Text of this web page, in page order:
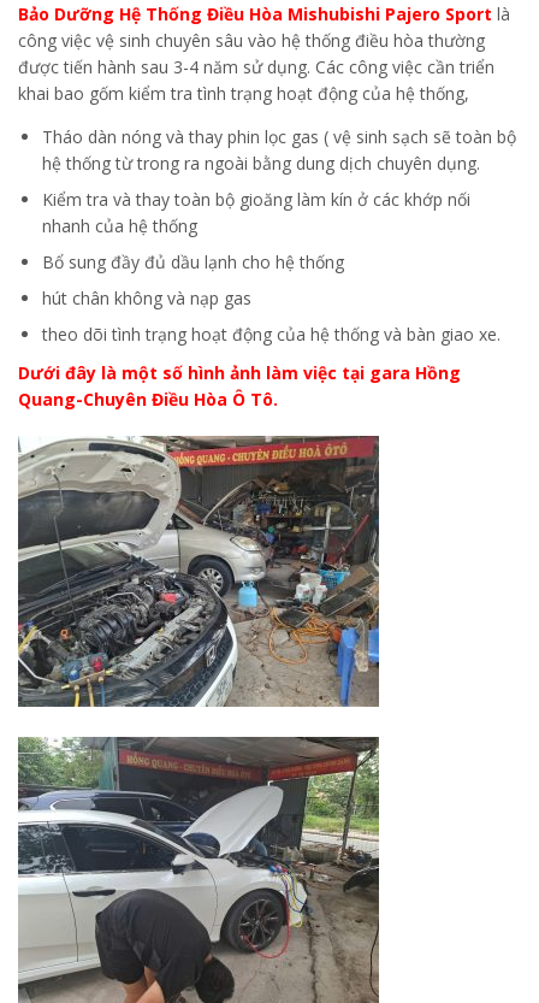
Bảo Dưỡng Hệ Thống Điều Hòa Mishubishi Pajero Sport là
công việc vệ sinh chuyên sâu vào hệ thống điều hòa thường
được tiến hành sau 3-4 năm sử dụng. Các công việc cần triển
khai bao gốm kiểm tra tình trạng hoạt động của hệ thống,
Tháo dàn nóng và thay phin lọc gas ( vệ sinh sạch sẽ toàn bộ
hệ thống từ trong ra ngoài bằng dung dịch chuyên dụng.
Kiểm tra và thay toàn bộ gioăng làm kín ở các khớp nối
nhanh của hệ thống
Bổ sung đầy đủ dầu lạnh cho hệ thống
hút chân không và nạp gas
theo dõi tình trạng hoạt động của hệ thống và bàn giao xe.
Dưới đây là một số hình ảnh làm việc tại gara Hồng
Quang-Chuyên Điều Hòa Ô Tô.